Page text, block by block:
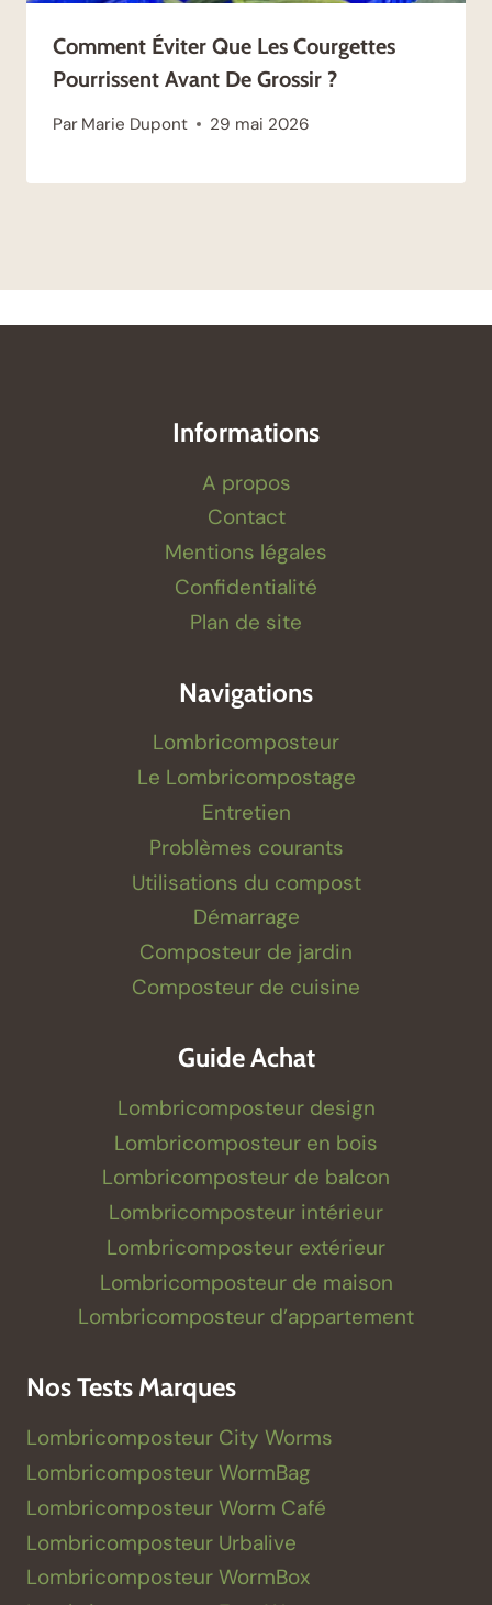
Comment Éviter Que Les Courgettes
Pourrissent Avant De Grossir ?
Par Marie Dupont 29 mai 2026
Informations
A propos
Contact
Mentions légales
Confidentialité
Plan de site
Navigations
Lombricomposteur
Le Lombricompostage
Entretien
Problèmes courants
Utilisations du compost
Démarrage
Composteur de jardin
Composteur de cuisine
Guide Achat
Lombricomposteur design
Lombricomposteur en bois
Lombricomposteur de balcon
Lombricomposteur intérieur
Lombricomposteur extérieur
Lombricomposteur de maison
Lombricomposteur d’appartement
Nos Tests Marques
Lombricomposteur City Worms
Lombricomposteur WormBag
Lombricomposteur Worm Café
Lombricomposteur Urbalive
Lombricomposteur WormBox